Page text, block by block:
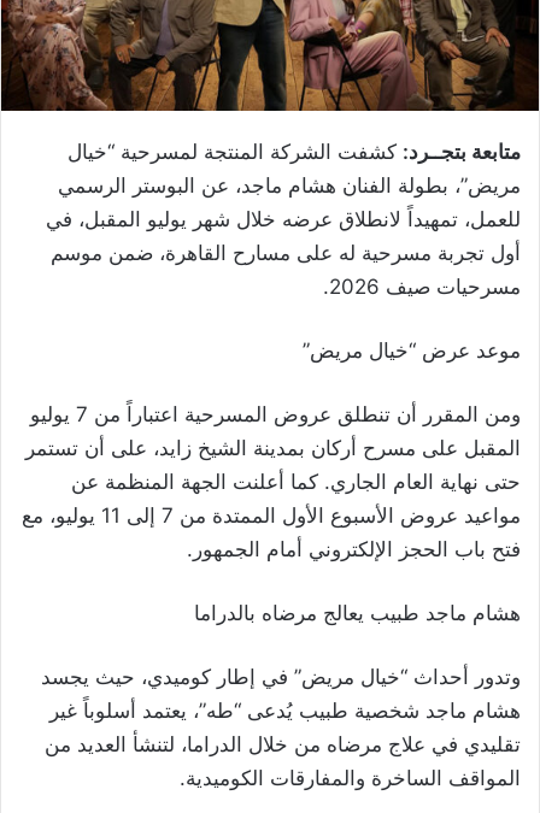
متابعة بتجــرد: كشفت الشركة المنتجة لمسرحية “خيال
مريض”، بطولة الفنان هشام ماجد، عن البوستر الرسمي
للعمل، تمهيداً لانطلاق عرضه خلال شهر يوليو المقبل، في
أول تجربة مسرحية له على مسارح القاهرة، ضمن موسم
مسرحيات صيف 2026.
موعد عرض “خيال مريض”
ومن المقرر أن تنطلق عروض المسرحية اعتباراً من 7 يوليو
المقبل على مسرح أركان بمدينة الشيخ زايد، على أن تستمر
حتى نهاية العام الجاري. كما أعلنت الجهة المنظمة عن
مواعيد عروض الأسبوع الأول الممتدة من 7 إلى 11 يوليو، مع
فتح باب الحجز الإلكتروني أمام الجمهور.
هشام ماجد طبيب يعالج مرضاه بالدراما
وتدور أحداث “خيال مريض” في إطار كوميدي، حيث يجسد
هشام ماجد شخصية طبيب يُدعى “طه”، يعتمد أسلوباً غير
تقليدي في علاج مرضاه من خلال الدراما، لتنشأ العديد من
المواقف الساخرة والمفارقات الكوميدية.